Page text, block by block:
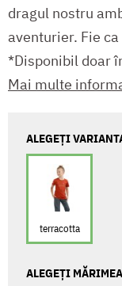
dragul nostru
aventurier. Fie
*Disponibil doar
Mai multe
ALEGEȚI
terracotta
ALEGEȚI MĂRIMEA